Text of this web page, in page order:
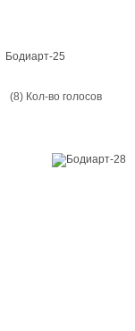
Бодиарт-25
(8) Кол-во голосов